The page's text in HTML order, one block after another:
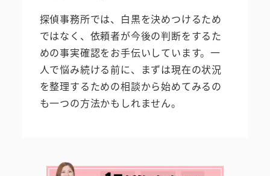
探偵事務所では、白黒を決めつけるため
ではなく、依頼者が今後の判断をするた
めの事実確認をお手伝いしています。一
人で悩み続ける前に、まずは現在の状況
を整理するための相談から始めてみるの
も一つの方法かもしれません。